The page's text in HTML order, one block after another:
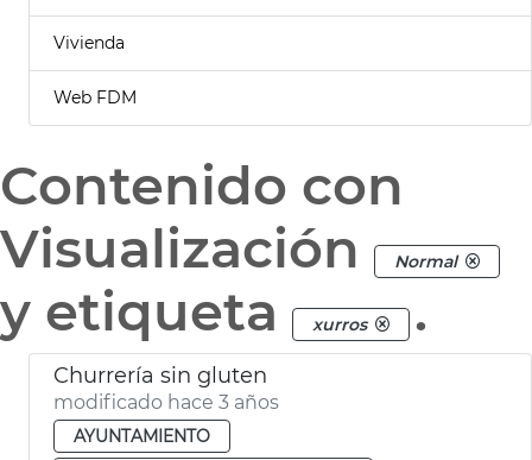
Vivienda
Web FDM
Contenido con
Visualización
Normal
y etiqueta xurros .
Churrería sin gluten
modificado hace 3 años
AYUNTAMIENTO